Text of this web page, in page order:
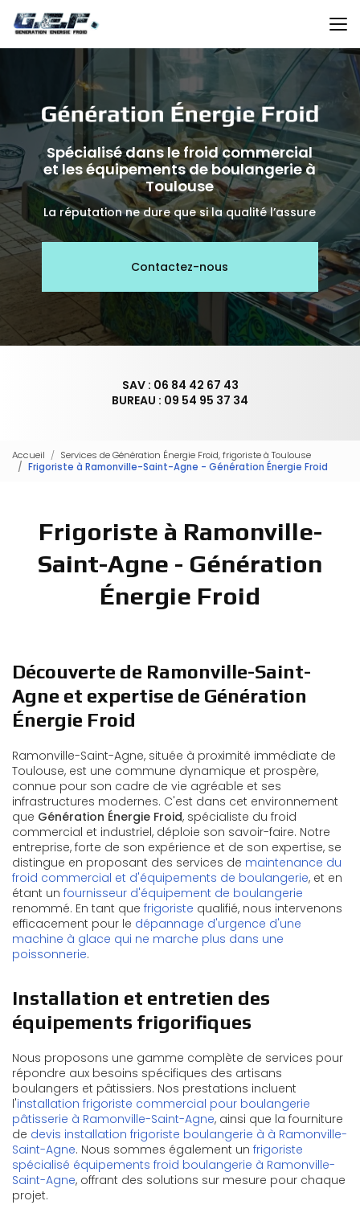
au
contenu
principal
Spécialisé dans le froid commercial
et les équipements de boulangerie à
Toulouse
La réputation ne dure que si la qualité l’assure
Contactez-nous
SAV : 06 84 42 67 43
BUREAU : 09 54 95 37 34
Accueil
Services de Génération Énergie Froid, frigoriste à Toulouse
Frigoriste à Ramonville-Saint-Agne - Génération Énergie Froid
Frigoriste à Ramonville-
Saint-Agne - Génération
Énergie Froid
Découverte de Ramonville-Saint-
Agne et expertise de Génération
Énergie Froid
Ramonville-Saint-Agne, située à proximité immédiate de
Toulouse, est une commune dynamique et prospère,
connue pour son cadre de vie agréable et ses
infrastructures modernes. C'est dans cet environnement
que Génération Énergie Froid, spécialiste du froid
commercial et industriel, déploie son savoir-faire. Notre
entreprise, forte de son expérience et de son expertise, se
distingue en proposant des services de maintenance du
froid commercial et d'équipements de boulangerie, et en
étant un fournisseur d'équipement de boulangerie
renommé. En tant que frigoriste qualifié, nous intervenons
efficacement pour le dépannage d'urgence d'une
machine à glace qui ne marche plus dans une
poissonnerie.
Installation et entretien des
équipements frigorifiques
Nous proposons une gamme complète de services pour
répondre aux besoins spécifiques des artisans
boulangers et pâtissiers. Nos prestations incluent
l'installation frigoriste commercial pour boulangerie
pâtisserie à Ramonville-Saint-Agne, ainsi que la fourniture
de devis installation frigoriste boulangerie à à Ramonville-
Saint-Agne. Nous sommes également un frigoriste
spécialisé équipements froid boulangerie à Ramonville-
Saint-Agne, offrant des solutions sur mesure pour chaque
projet.